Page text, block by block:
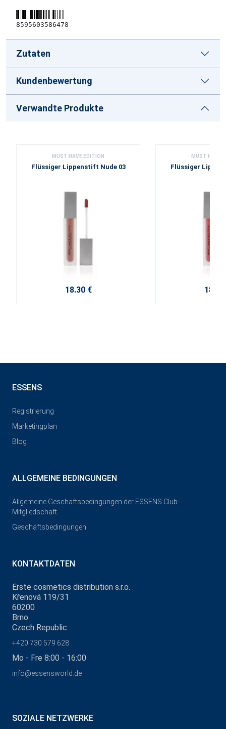
8595603586478
Zutaten
Kundenbewertung
Verwandte Produkte
MUST HAVE EDITION
Flüssiger Lippenstift Nude 03
18.30 €
MUST HAVE
Flüssiger
18.30
ESSENS
Registrierung
Marketingplan
Blog
ALLGEMEINE BEDINGUNGEN
Allgemeine Geschäftsbedingungen der ESSENS Club-
Mitgliedschaft
Geschäftsbedingungen
KONTAKTDATEN
Erste cosmetics distribution s.r.o.
Křenová 119/31
60200
Brno
Czech Republic
+420 730 579 628
Mo - Fre 8:00 - 16:00
info@essensworld.de
SOZIALE NETZWERKE